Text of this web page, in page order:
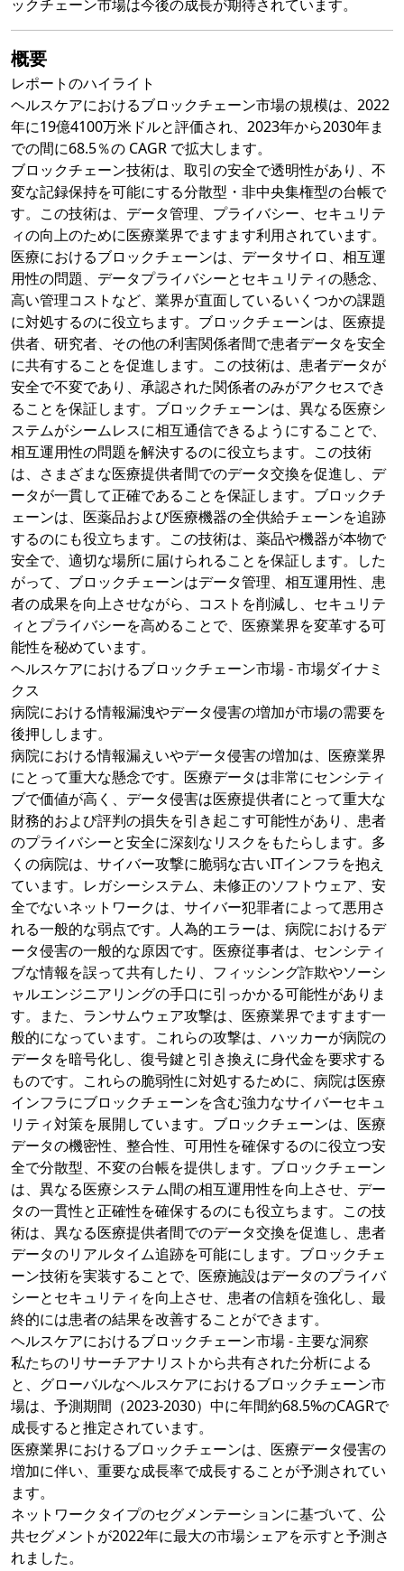
ックチェーン市場は今後の成長が期待されています。
概要
レポートのハイライト
ヘルスケアにおけるブロックチェーン市場の規模は、2022
年に19億4100万米ドルと評価され、2023年から2030年ま
での間に68.5％の CAGR で拡大します。
ブロックチェーン技術は、取引の安全で透明性があり、不
変な記録保持を可能にする分散型・非中央集権型の台帳で
す。この技術は、データ管理、プライバシー、セキュリテ
ィの向上のために医療業界でますます利用されています。
医療におけるブロックチェーンは、データサイロ、相互運
用性の問題、データプライバシーとセキュリティの懸念、
高い管理コストなど、業界が直面しているいくつかの課題
に対処するのに役立ちます。ブロックチェーンは、医療提
供者、研究者、その他の利害関係者間で患者データを安全
に共有することを促進します。この技術は、患者データが
安全で不変であり、承認された関係者のみがアクセスでき
ることを保証します。ブロックチェーンは、異なる医療シ
ステムがシームレスに相互通信できるようにすることで、
相互運用性の問題を解決するのに役立ちます。この技術
は、さまざまな医療提供者間でのデータ交換を促進し、デ
ータが一貫して正確であることを保証します。ブロックチ
ェーンは、医薬品および医療機器の全供給チェーンを追跡
するのにも役立ちます。この技術は、薬品や機器が本物で
安全で、適切な場所に届けられることを保証します。した
がって、ブロックチェーンはデータ管理、相互運用性、患
者の成果を向上させながら、コストを削減し、セキュリテ
ィとプライバシーを高めることで、医療業界を変革する可
能性を秘めています。
ヘルスケアにおけるブロックチェーン市場 - 市場ダイナミ
クス
病院における情報漏洩やデータ侵害の増加が市場の需要を
後押しします。
病院における情報漏えいやデータ侵害の増加は、医療業界
にとって重大な懸念です。医療データは非常にセンシティ
ブで価値が高く、データ侵害は医療提供者にとって重大な
財務的および評判の損失を引き起こす可能性があり、患者
のプライバシーと安全に深刻なリスクをもたらします。多
くの病院は、サイバー攻撃に脆弱な古いITインフラを抱え
ています。レガシーシステム、未修正のソフトウェア、安
全でないネットワークは、サイバー犯罪者によって悪用さ
れる一般的な弱点です。人為的エラーは、病院におけるデ
ータ侵害の一般的な原因です。医療従事者は、センシティ
ブな情報を誤って共有したり、フィッシング詐欺やソーシ
ャルエンジニアリングの手口に引っかかる可能性がありま
す。また、ランサムウェア攻撃は、医療業界でますます一
般的になっています。これらの攻撃は、ハッカーが病院の
データを暗号化し、復号鍵と引き換えに身代金を要求する
ものです。これらの脆弱性に対処するために、病院は医療
インフラにブロックチェーンを含む強力なサイバーセキュ
リティ対策を展開しています。ブロックチェーンは、医療
データの機密性、整合性、可用性を確保するのに役立つ安
全で分散型、不変の台帳を提供します。ブロックチェーン
は、異なる医療システム間の相互運用性を向上させ、デー
タの一貫性と正確性を確保するのにも役立ちます。この技
術は、異なる医療提供者間でのデータ交換を促進し、患者
データのリアルタイム追跡を可能にします。ブロックチェ
ーン技術を実装することで、医療施設はデータのプライバ
シーとセキュリティを向上させ、患者の信頼を強化し、最
終的には患者の結果を改善することができます。
ヘルスケアにおけるブロックチェーン市場 - 主要な洞察
私たちのリサーチアナリストから共有された分析による
と、グローバルなヘルスケアにおけるブロックチェーン市
場は、予測期間（2023-2030）中に年間約68.5%のCAGRで
成長すると推定されています。
医療業界におけるブロックチェーンは、医療データ侵害の
増加に伴い、重要な成長率で成長することが予測されてい
ます。
ネットワークタイプのセグメンテーションに基づいて、公
共セグメントが2022年に最大の市場シェアを示すと予測さ
れました。